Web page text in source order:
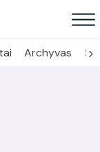
Archyvas ›